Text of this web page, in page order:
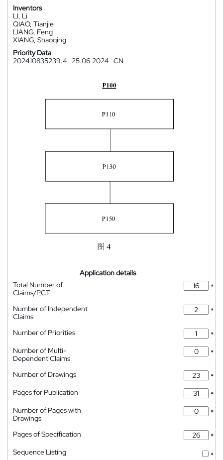
Inventors
LI, Li
QIAO, Tianjie
LIANG, Feng
XIANG, Shaoqing
Priority Data
202410835239.4
25.06.2024 CN
Application details
Total Number of
Claims/PCT
*
Number of Independent
Claims
*
Number of Priorities
*
Number of Multi-
Dependent Claims
*
Number of Drawings
*
Pages for Publication
*
Number of Pages with
Drawings
*
Pages of Specification
*
Sequence Listing
*